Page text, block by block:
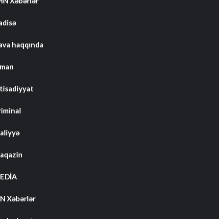
haqqında
Xəbərlər